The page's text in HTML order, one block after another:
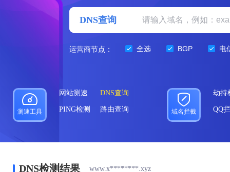
DNS查询
运营商节点： 全选 BGP 电
测速工具
网站测速 DNS查询
PING检测 路由查询 域名拦截
劫持
QQ
DNS检测结果 www.x********.xyz